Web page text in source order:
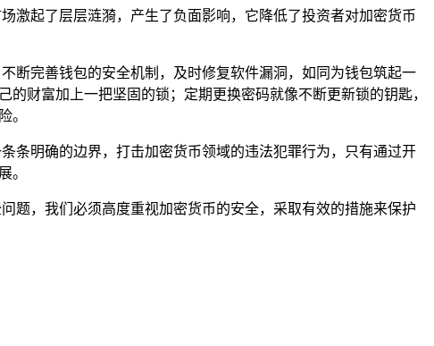
激起了层层涟漪，产生了负面影响，它降低了投资者对加密货币
断完善钱包的安全机制，及时修复软件漏洞，如同为钱包筑起一
财富加上一把坚固的锁；定期更换密码就像不断更新锁的钥匙，
。
条明确的边界，打击加密货币领域的违法犯罪行为，只有通过开
。
题，我们必须高度重视加密货币的安全，采取有效的措施来保护